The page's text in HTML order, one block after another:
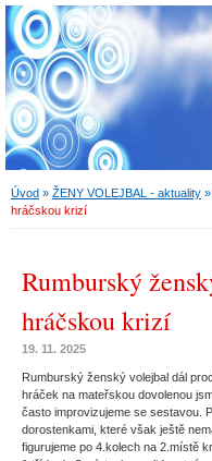
Úvod » ŽENY VOLEJBAL - aktuality »
hráčskou krizí
Rumburský
hráčskou krizí
19. 11. 2025
Rumburský ženský volejbal dál
hráček na mateřskou dovolenou
často improvizujeme se sestavou.
dorostenkami, které však ještě
figurujeme po 4.kolech na 2.místě